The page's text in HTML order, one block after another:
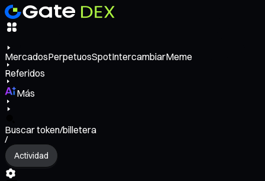
MercadosPerpetuosSpotIntercambiarMeme
Referidos
Más
Buscar token/billetera
/
Actividad